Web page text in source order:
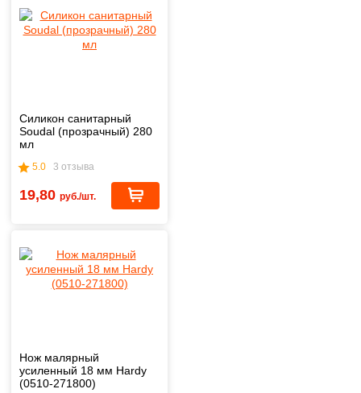
Силикон санитарный
Soudal (прозрачный) 280
мл
5.0 3 отзыва
19,80 руб./шт.
Нож малярный
усиленный 18 мм Hardy
(0510-271800)